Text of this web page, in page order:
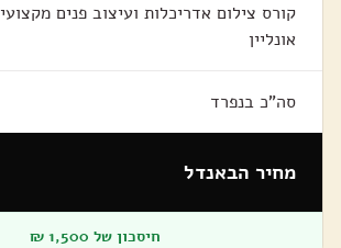
קורס צילום אדריכלות ועיצוב פנים מקצועי
אונליין
סה"כ בנפרד
מחיר הבאנדל
חיסכון של 1,500
₪